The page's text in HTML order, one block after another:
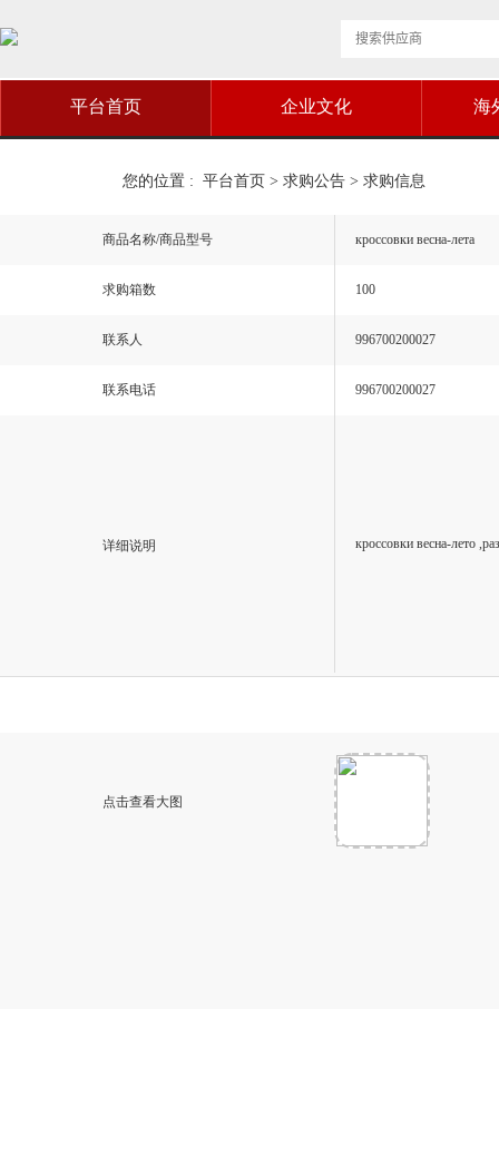
平台首页 企业文化 海
您的位置 : 平台首页 > 求购公告 > 求购信息
商品名称/商品型号 кроссовки весна-лета
求购箱数 100
联系人 996700200027
联系电话 996700200027
详细说明 кроссовки весна-лето
点击查看大图